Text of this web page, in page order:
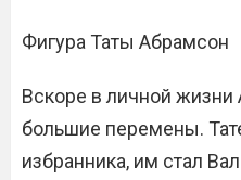
Фигура Таты Абрамсон​
Вскоре в личной
большие перемены.
избранника, им стал